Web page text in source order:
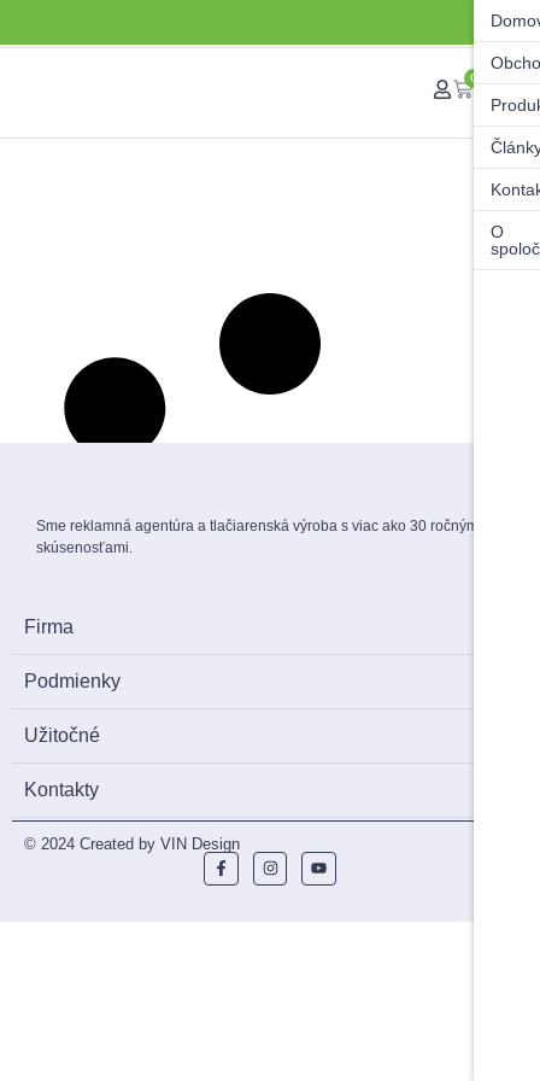
0
O
Sme reklamná agentúra a tlačiarenská výroba s viac ako 30 ročnými
skúsenosťami.
Firma
Podmienky
Užitočné
Kontakty
© 2024 Created by VIN Design